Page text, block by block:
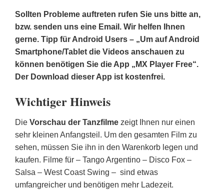
Sollten Probleme auftreten rufen Sie uns bitte an,
bzw. senden uns eine Email. Wir helfen Ihnen
gerne. Tipp für Android Users – „Um auf Android
Smartphone/Tablet die Videos anschauen zu
können benötigen Sie die App „MX Player Free“.
Der Download dieser App ist kostenfrei.
Wichtiger Hinweis
Die Vorschau der Tanzfilmezeigt Ihnen nur einen
sehr kleinen Anfangsteil. Um den gesamten Film zu
sehen, müssen Sie ihn in den Warenkorb legen und
kaufen. Filme für – Tango Argentino – Disco Fox –
Salsa – West Coast Swing – sind etwas
umfangreicher und benötigen mehr Ladezeit.